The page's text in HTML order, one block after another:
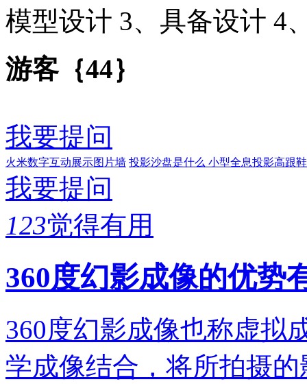
模型设计 3、具备设计 4
游客｛44｝
我要提问
火米数字互动展示图片墙 投影沙盘是什么 小型全息投影高跟
我要提问
123觉得有用
360度幻影成像的优势
360度幻影成像也称虚拟
学成像结合，将所拍摄